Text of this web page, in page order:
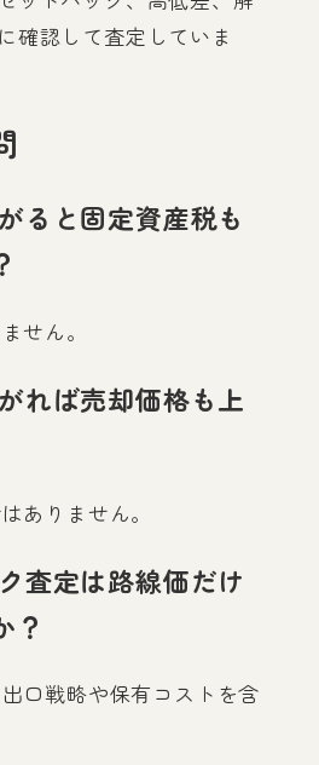
確認して査定していま
ると固定資産税も
せん。
れば売却価格も上
ありません。
査定は路線価だけ
？
口戦略や保有コストを含